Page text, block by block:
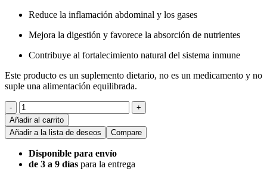
Reduce la inflamación abdominal y los gases
Mejora la digestión y favorece la absorción de nutrientes
Contribuye al fortalecimiento natural del sistema inmune
Este producto es un suplemento dietario, no es un medicamento y no
suple una alimentación equilibrada.
- Cantidad
+
Añadir al carrito
Añadir a la lista de deseos
Compare
Disponible para envío
de 3 a 9 días para la entrega